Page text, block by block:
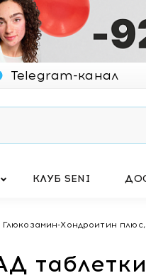
Telegram-канал
КЛУБ SENI
Глюкозамин-Хондроитин